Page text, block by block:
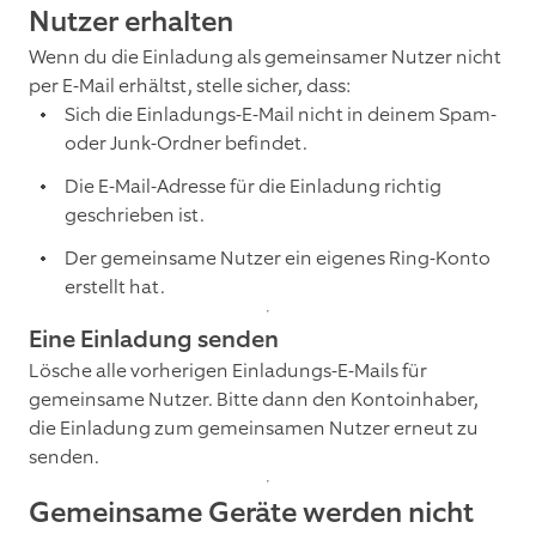
Nutzer erhalten
Wenn du die Einladung als gemeinsamer Nutzer nicht
per E-Mail erhältst, stelle sicher, dass:
Sich die Einladungs-E-Mail nicht in deinem Spam-
oder Junk-Ordner befindet.
Die E-Mail-Adresse für die Einladung richtig
geschrieben ist.
Der gemeinsame Nutzer ein eigenes Ring-Konto
erstellt hat.
Eine Einladung senden
Lösche alle vorherigen Einladungs-E-Mails für
gemeinsame Nutzer. Bitte dann den Kontoinhaber,
die Einladung zum gemeinsamen Nutzer erneut zu
senden.
Gemeinsame Geräte werden nicht